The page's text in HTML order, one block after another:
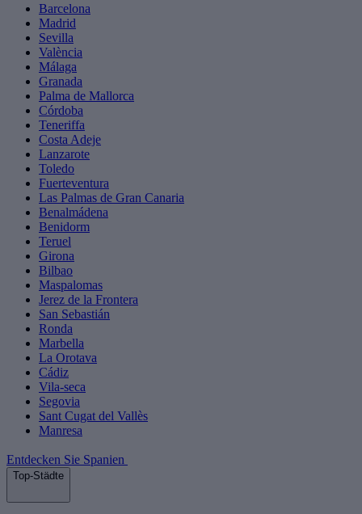
Barcelona
Madrid
Sevilla
València
Málaga
Granada
Palma de Mallorca
Córdoba
Teneriffa
Costa Adeje
Lanzarote
Toledo
Fuerteventura
Las Palmas de Gran Canaria
Benalmádena
Benidorm
Teruel
Girona
Bilbao
Maspalomas
Jerez de la Frontera
San Sebastián
Ronda
Marbella
La Orotava
Cádiz
Vila-seca
Segovia
Sant Cugat del Vallès
Manresa
Entdecken Sie Spanien
Top-Städte